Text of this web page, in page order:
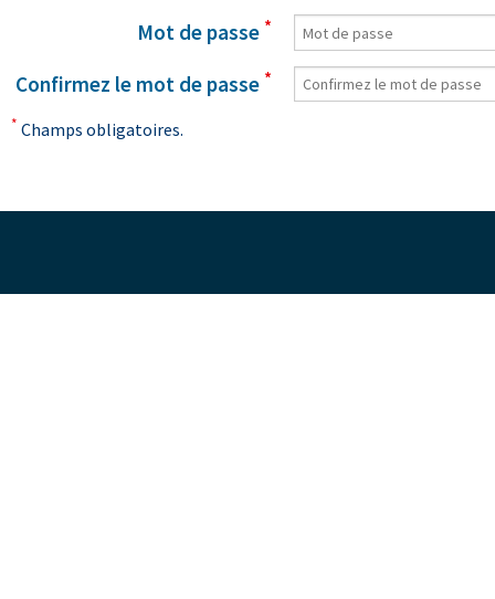
Mot de passe *
Confirmez le mot de passe *
* Champs obligatoires.